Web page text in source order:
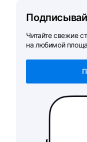
Читайте свежие
на любимой